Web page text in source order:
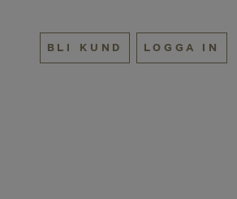
BLI KUND LOGGA IN